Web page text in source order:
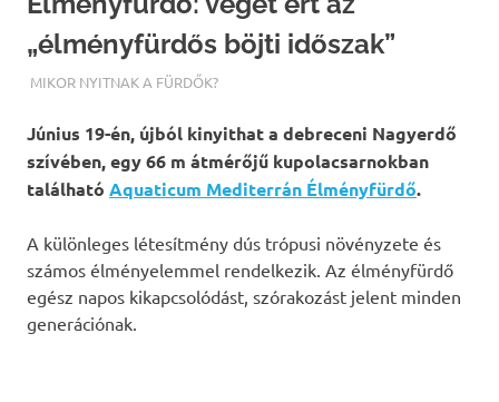
„élményfürdős böjti időszak”
TERMALFURDOK.COM
MIKOR NYITNAK A FÜRDŐK?
Június 19-én, újból kinyithat a debreceni Nagyerdő
szívében, egy 66 m átmérőjű kupolacsarnokban
található Aquaticum Mediterrán Élményfürdő.
A különleges létesítmény dús trópusi növényzete és
számos élményelemmel rendelkezik. Az élményfürdő
egész napos kikapcsolódást, szórakozást jelent minden
generációnak.